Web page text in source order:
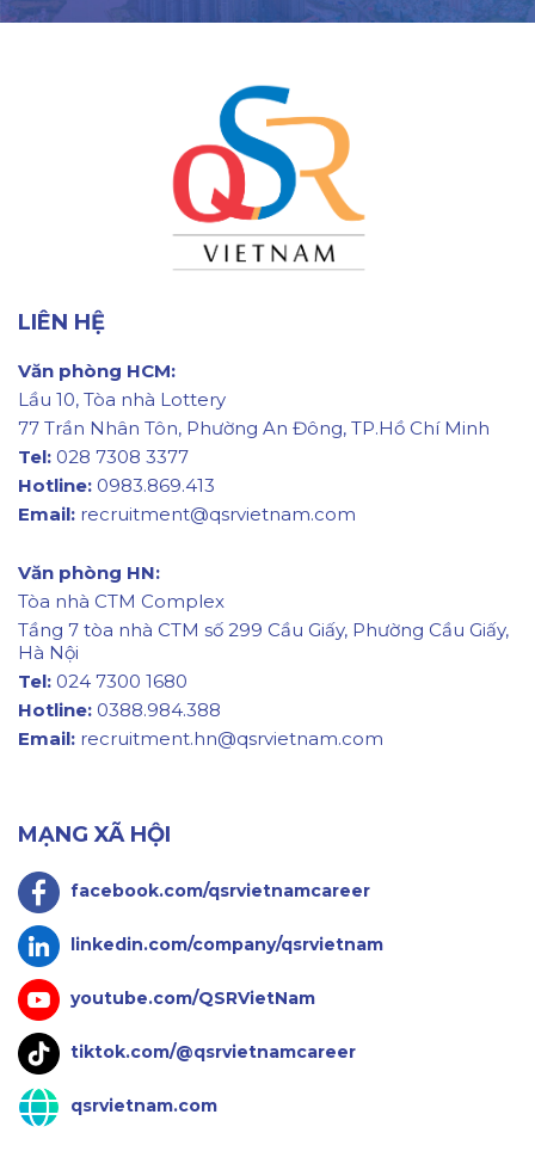
LIÊN HỆ
Văn phòng HCM:
Lầu 10, Tòa nhà Lottery
77 Trần Nhân Tôn, Phường An Đông, TP.Hồ Chí Minh
Tel: 028 7308 3377
Hotline: 0983.869.413
Email: recruitment@qsrvietnam.com
Văn phòng HN:
Tòa nhà CTM Complex
Tầng 7 tòa nhà CTM số 299 Cầu Giấy, Phường Cầu Giấy,
Hà Nội
Tel: 024 7300 1680
Hotline: 0388.984.388
Email: recruitment.hn@qsrvietnam.com
MẠNG XÃ HỘI
facebook.com/qsrvietnamcareer
linkedin.com/company/qsrvietnam
youtube.com/QSRVietNam
tiktok.com/@qsrvietnamcareer
qsrvietnam.com